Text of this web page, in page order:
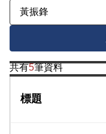
意見信箱
共有5筆資料